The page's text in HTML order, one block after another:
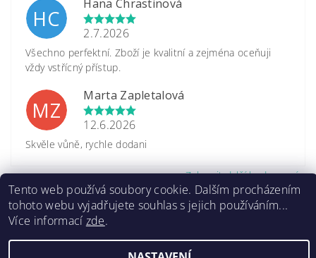
HC
Hana Chrastinová
2.7.2026
Všechno perfektní. Zboží je kvalitní a zejména oceňuji
vždy vstřícný přístup.
MZ
Marta Zapletalová
12.6.2026
Skvěle vůně, rychle dodani
Zobrazit další hodnocení
www.caretrade.cz, všechna práva vyhrazena
Tento web používá soubory cookie. Dalším procházením
tohoto webu vyjadřujete souhlas s jejich používáním...
Více informací zde.